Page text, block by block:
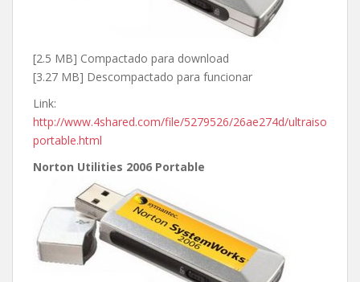
[2.5 MB] Compactado para download
[3.27 MB] Descompactado para funcionar
Link:
http://www.4shared.com/file/5279526/26ae274d/ultraiso
portable.html
Norton Utilities 2006 Portable